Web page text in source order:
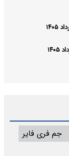
جم فری فایر